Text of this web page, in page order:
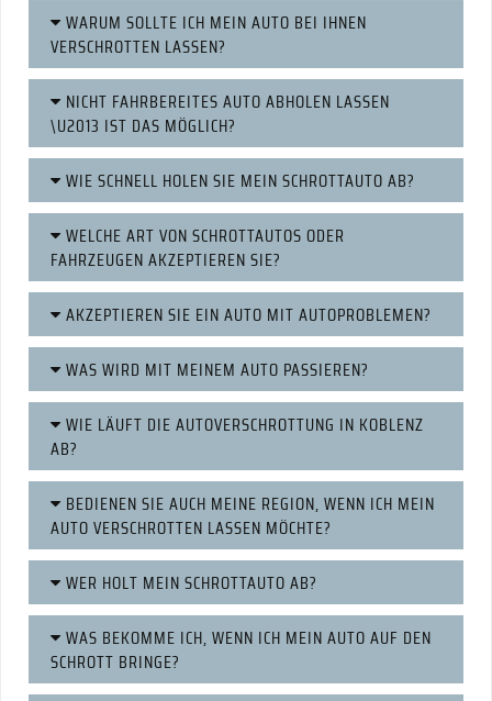
WARUM SOLLTE ICH MEIN AUTO BEI IHNEN
VERSCHROTTEN LASSEN?
NICHT FAHRBEREITES AUTO ABHOLEN LASSEN
\U2013 IST DAS MÖGLICH?
WIE SCHNELL HOLEN SIE MEIN SCHROTTAUTO AB?
WELCHE ART VON SCHROTTAUTOS ODER
FAHRZEUGEN AKZEPTIEREN SIE?
AKZEPTIEREN SIE EIN AUTO MIT AUTOPROBLEMEN?
WAS WIRD MIT MEINEM AUTO PASSIEREN?
WIE LÄUFT DIE AUTOVERSCHROTTUNG IN KOBLENZ
AB?
BEDIENEN SIE AUCH MEINE REGION, WENN ICH MEIN
AUTO VERSCHROTTEN LASSEN MÖCHTE?
WER HOLT MEIN SCHROTTAUTO AB?
WAS BEKOMME ICH, WENN ICH MEIN AUTO AUF DEN
SCHROTT BRINGE?